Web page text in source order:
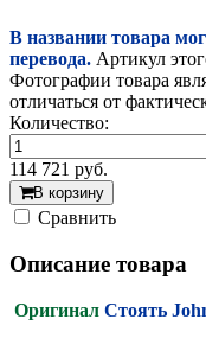
В названии товара
перевода. Артикул
Фотографии товара
отличаться от
Количество:
114 721 руб.
В корзину
Cравнить
Описание товара
Оригинал Стоять